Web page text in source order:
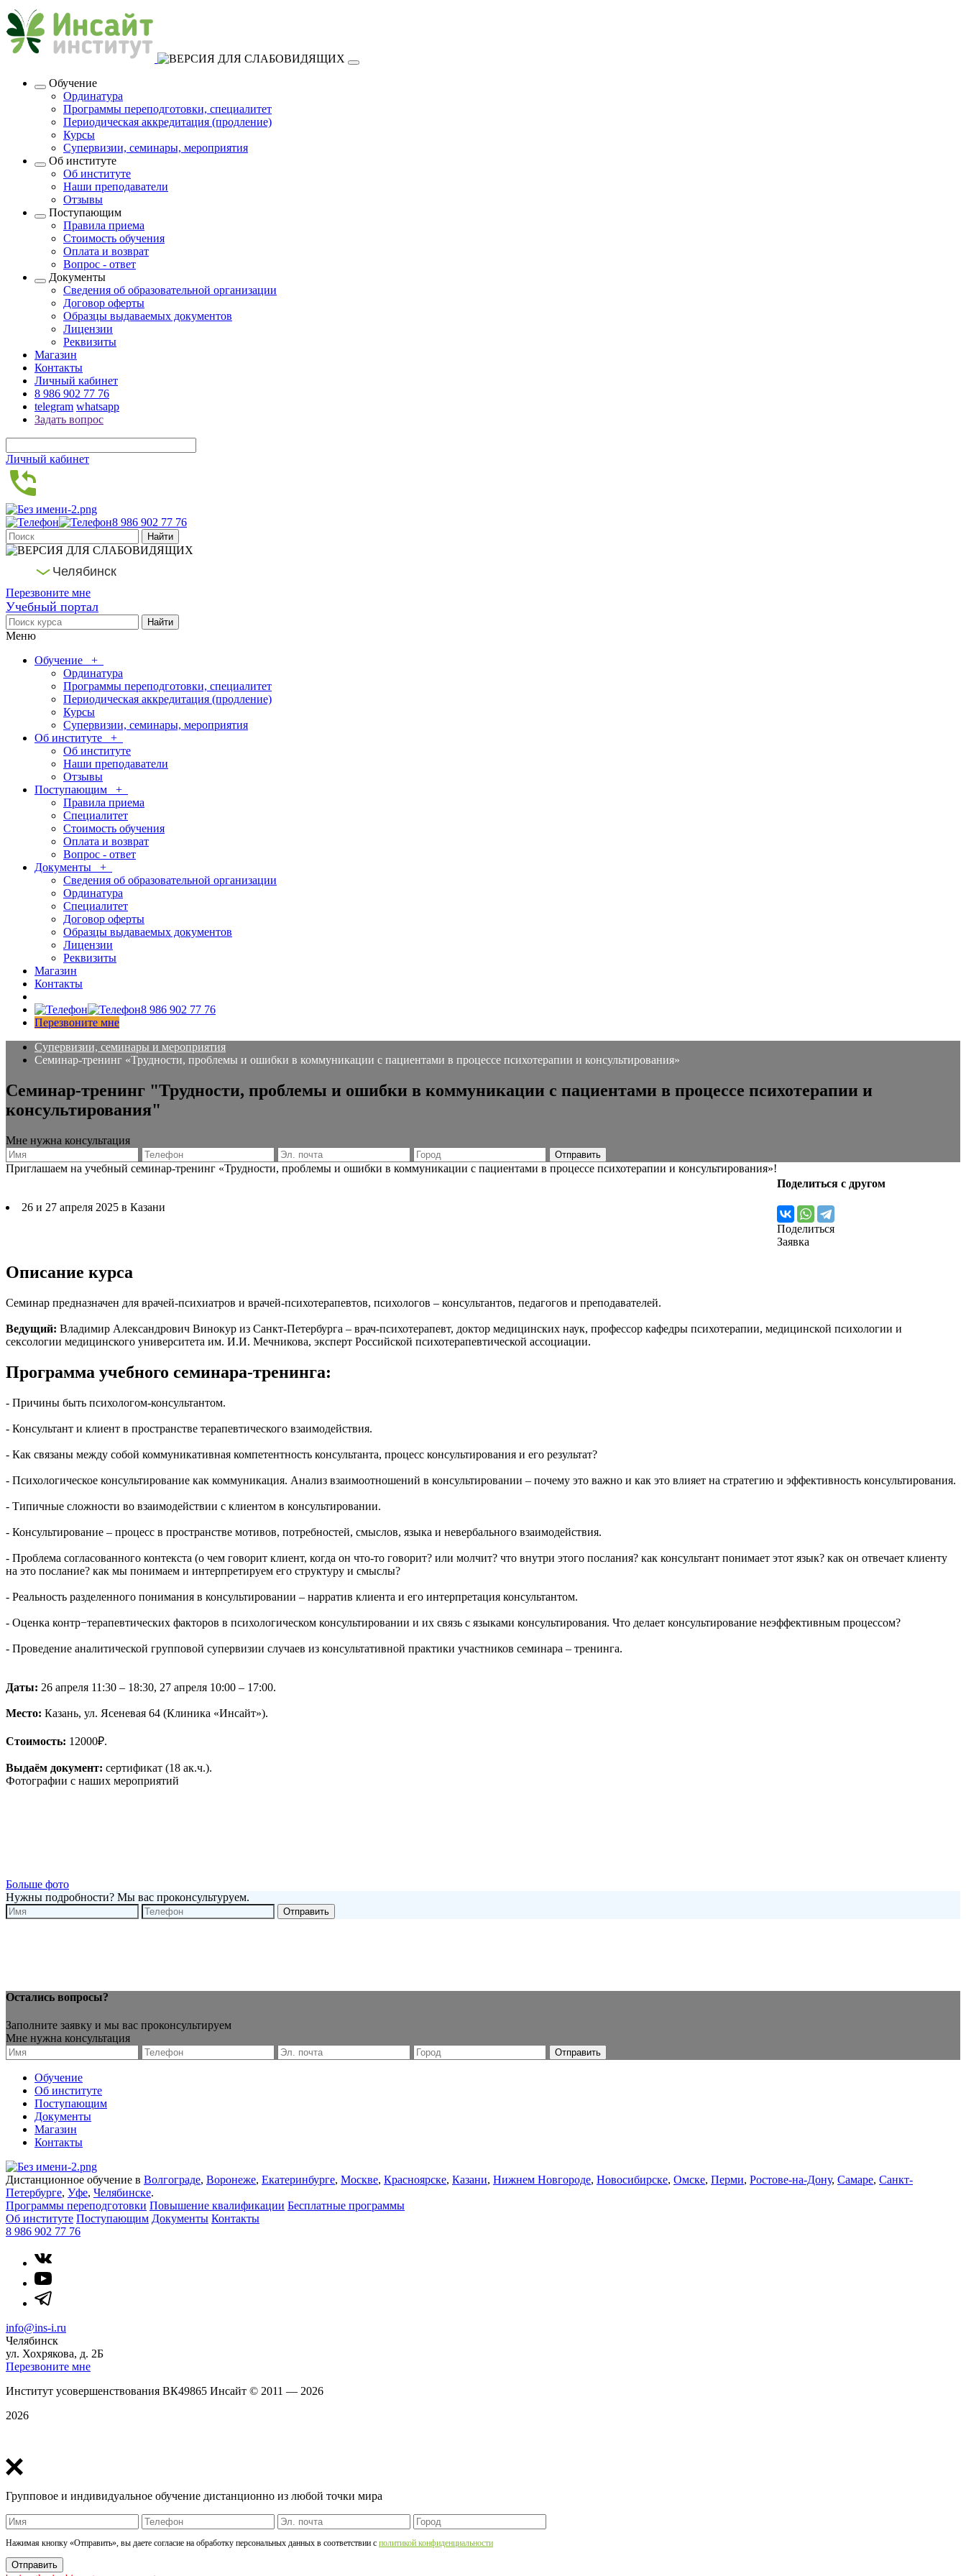
Обучение
Ординатура
Программы переподготовки, специалитет
Периодическая аккредитация (продление)
Курсы
Супервизии, семинары, мероприятия
Об институте
Об институте
Наши преподаватели
Отзывы
Поступающим
Правила приема
Стоимость обучения
Оплата и возврат
Вопрос - ответ
Документы
Сведения об образовательной организации
Договор оферты
Образцы выдаваемых документов
Лицензии
Реквизиты
Магазин
Контакты
Личный кабинет
8 986 902 77 76
telegram whatsapp
Задать вопрос
Личный кабинет
8 986 902 77 76
Челябинск
Перезвоните мне
Учебный портал
Меню
Обучение
+
Ординатура
Программы переподготовки, специалитет
Периодическая аккредитация (продление)
Курсы
Супервизии, семинары, мероприятия
Об институте
+
Об институте
Наши преподаватели
Отзывы
Поступающим
+
Правила приема
Специалитет
Стоимость обучения
Оплата и возврат
Вопрос - ответ
Документы
+
Сведения об образовательной организации
Ординатура
Специалитет
Договор оферты
Образцы выдаваемых документов
Лицензии
Реквизиты
Магазин
Контакты
8 986 902 77 76
Перезвоните мне
Супервизии, семинары и мероприятия
Семинар-тренинг «Трудности, проблемы и ошибки в коммуникации с пациентами в процессе психотерапии и консультирования»
Cеминар-тренинг "Трудности, проблемы и ошибки в коммуникации с пациентами в процессе психотерапии и
консультирования"
Мне нужна консультация
Приглашаем на учебный семинар-тренинг «Трудности, проблемы и ошибки в коммуникации с пациентами в процессе психотерапии и консультирования»!
26 и 27 апреля 2025 в Казани
Поделиться с другом
Поделиться
Заявка
Описание курса
Семинар предназначен для врачей-психиатров и врачей-психотерапевтов, психологов – консультантов, педагогов и преподавателей.
Ведущий: Владимир Александрович Винокур из Санкт-Петербурга – врач-психотерапевт, доктор медицинских наук, профессор кафедры психотерапии, медицинской психологии и
сексологии медицинского университета им. И.И. Мечникова, эксперт Российской психотерапевтической ассоциации.
Программа учебного семинара-тренинга:
- Причины быть психологом-консультантом.
- Консультант и клиент в пространстве терапевтического взаимодействия.
- Как связаны между собой коммуникативная компетентность консультанта, процесс консультирования и его результат?
- Психологическое консультирование как коммуникация. Анализ взаимоотношений в консультировании – почему это важно и как это влияет на стратегию и эффективность консультирования.
- Типичные сложности во взаимодействии с клиентом в консультировании.
- Консультирование – процесс в пространстве мотивов, потребностей, смыслов, языка и невербального взаимодействия.
- Проблема согласованного контекста (о чем говорит клиент, когда он что-то говорит? или молчит? что внутри этого послания? как консультант понимает этот язык? как он отвечает клиенту
на это послание? как мы понимаем и интерпретируем его структуру и смыслы?
- Реальность разделенного понимания в консультировании – нарратив клиента и его интерпретация консультантом.
- Оценка контр−терапевтических факторов в психологическом консультировании и их связь с языками консультирования. Что делает консультирование неэффективным процессом?
- Проведение аналитической групповой супервизии случаев из консультативной практики участников семинара – тренинга.
Даты: 26 апреля 11:30 – 18:30, 27 апреля 10:00 – 17:00.
Место: Казань, ул. Ясеневая 64 (Клиника «Инсайт»).
Стоимость: 12000₽.
Выдаём документ: сертификат (18 ак.ч.).
Фотографии с наших мероприятий
Больше фото
Нужны подробности? Мы вас проконсультуруем.
Остались вопросы?
Заполните заявку и мы вас проконсультируем
Мне нужна консультация
Обучение
Об институте
Поступающим
Документы
Магазин
Контакты
Дистанционное обучение в Волгограде, Воронеже, Екатеринбурге, Москве, Красноярске, Казани, Нижнем Новгороде, Новосибирске, Омске, Перми, Ростове-на-Дону, Самаре, Санкт-
Петербурге, Уфе, Челябинске.
Программы переподготовки Повышение квалификации Бесплатные программы
Об институте Поступающим Документы Контакты
8 986 902 77 76
info@ins-i.ru
Челябинск
ул. Хохрякова, д. 2Б
Перезвоните мне
Институт усовершенствования ВК49865 Инсайт © 2011 — 2026
2026
Групповое и индивидуальное обучение дистанционно из любой точки мира
Нажимая кнопку «Отправить», вы даете согласие на обработку персональных данных в соответствии c политикой конфиденциальности